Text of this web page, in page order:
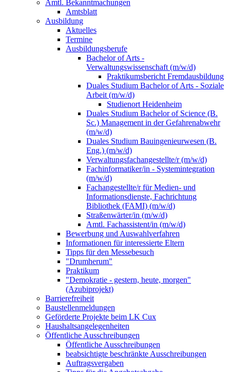
Amtl. Bekanntmachungen
Amtsblatt
Ausbildung
Aktuelles
Termine
Ausbildungsberufe
Bachelor of Arts -
Verwaltungswissenschaft (m/w/d)
Praktikumsbericht Fremdausbildung
Duales Studium Bachelor of Arts - Soziale
Arbeit (m/w/d)
Studienort Heidenheim
Duales Studium Bachelor of Science (B.
Sc.) Management in der Gefahrenabwehr
(m/w/d)
Duales Studium Bauingenieurwesen (B.
Eng.) (m/w/d)
Verwaltungsfachangestellte/r (m/w/d)
Fachinformatiker/in - Systemintegration
(m/w/d)
Fachangestellte/r für Medien- und
Informationsdienste, Fachrichtung
Bibliothek (FAMI) (m/w/d)
Straßenwärter/in (m/w/d)
Amtl. Fachassistent/in (m/w/d)
Bewerbung und Auswahlverfahren
Informationen für interessierte Eltern
Tipps für den Messebesuch
"Drumherum"
Praktikum
"Demokratie - gestern, heute, morgen"
(Azubiprojekt)
Barrierefreiheit
Baustellenmeldungen
Geförderte Projekte beim LK Cux
Haushaltsangelegenheiten
Öffentliche Ausschreibungen
Öffentliche Ausschreibungen
beabsichtigte beschränkte Ausschreibungen
Auftragsvergaben